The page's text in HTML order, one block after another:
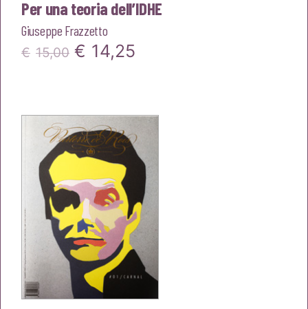
Per una teoria dell’IDHE
Giuseppe Frazzetto
€ 15,00 Il
era:
€15,00.
€ 14,25
è:
€14,25.